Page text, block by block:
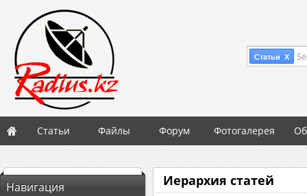
Статьи X
Статьи Файлы Форум Фотогалерея
Навигация
Иерархия статей